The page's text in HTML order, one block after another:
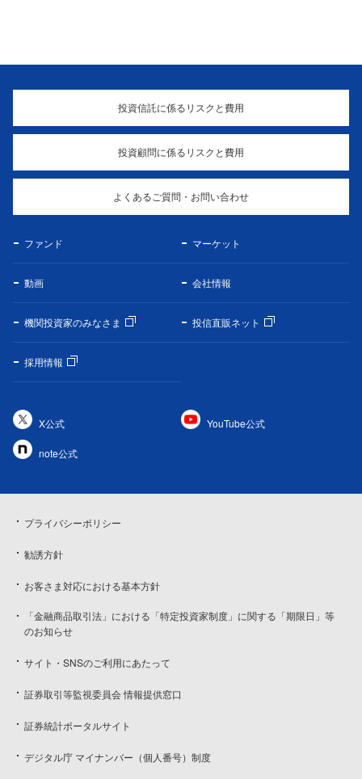
投資信託に係るリスクと費用
投資顧問に係るリスクと費用
よくあるご質問・お問い合わせ
ファンド マーケット
動画 会社情報
機関投資家のみなさま 投信直販ネット
採用情報
X公式 YouTube公式
note公式
プライバシーポリシー
勧誘方針
お客さま対応における基本方針
「金融商品取引法」における「特定投資家制度」に関する「期限日」等
のお知らせ
サイト・SNSのご利用にあたって
証券取引等監視委員会 情報提供窓口
証券統計ポータルサイト
デジタル庁 マイナンバー（個人番号）制度